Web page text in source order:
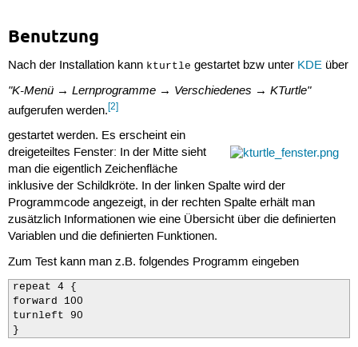
Benutzung
Nach der Installation kann kturtle gestartet bzw unter KDEüber
"K-Menü → Lernprogramme → Verschiedenes → KTurtle"
aufgerufen werden.[2]
gestartet werden. Es erscheint ein
dreigeteiltes Fenster: In der Mitte sieht
man die eigentlich Zeichenfläche
inklusive der Schildkröte. In der linken Spalte wird der
Programmcode angezeigt, in der rechten Spalte erhält man
zusätzlich Informationen wie eine Übersicht über die definierten
Variablen und die definierten Funktionen.
Zum Test kann man z.B. folgendes Programm eingeben
repeat 4 {
forward 100
turnleft 90
}